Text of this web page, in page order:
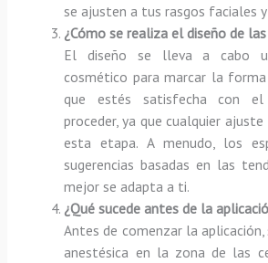
se ajusten a tus rasgos faciales
¿Cómo se realiza el diseño de
El diseño se lleva a cabo
cosmético para marcar la forma
que estés satisfecha con
proceder, ya que cualquier
esta etapa. A menudo, los
sugerencias basadas en las
mejor se adapta a ti.
¿Qué sucede antes de la
Antes de comenzar la aplicación,
anestésica en la zona de las